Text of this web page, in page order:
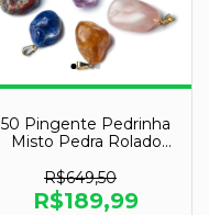
50 Pingente Pedrinha
Misto Pedra Rolado
R$649,50
R$189,99